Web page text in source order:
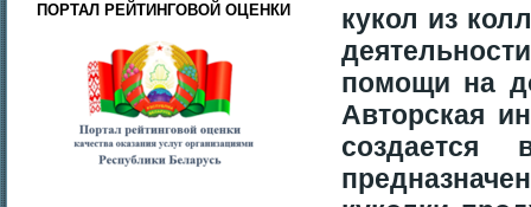
ПОРТАЛ РЕЙТИНГОВОЙ ОЦЕНКИ
кукол из
помощи на
Авторская